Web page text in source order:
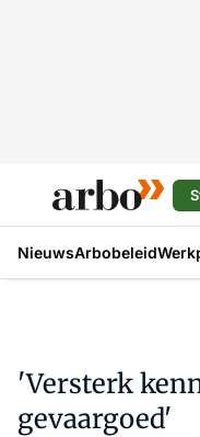
NieuwsArbobeleid
'Versterk
gevaargoed'